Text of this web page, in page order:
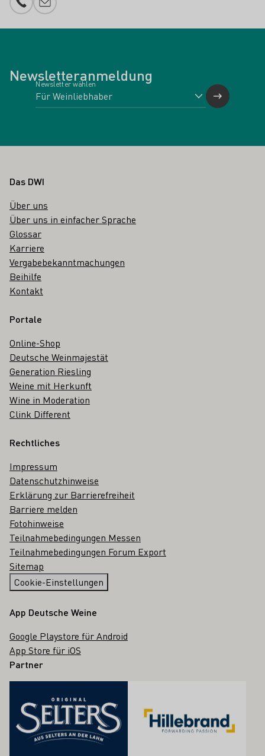
Telefonnummer
E-Mail-Adresse
Newsletteranmeldung
Newsletter wählen
Fußbereich
Das DWI
Über uns
Über uns in einfacher Sprache
Glossar
Karriere
Vergabebekanntmachungen
Beihilfe
Kontakt
Portale
Online-Shop
Deutsche Weinmajestät
Generation Riesling
Weine mit Herkunft
Wine in Moderation
Clink Different
Rechtliches
Impressum
Datenschutzhinweise
Erklärung zur Barrierefreiheit
Barriere melden
Fotohinweise
Teilnahmebedingungen Messen
Teilnahmebedingungen Forum Export
Sitemap
Cookie-Einstellungen
App Deutsche Weine
Google Playstore für Android
App Store für iOS
Partner